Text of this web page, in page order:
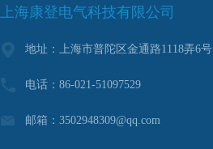
上海康登电气科技有限公司
地址：上海市普陀区金通路1118弄6号
电话：86-021-51097529
邮箱：3502948309@qq.com